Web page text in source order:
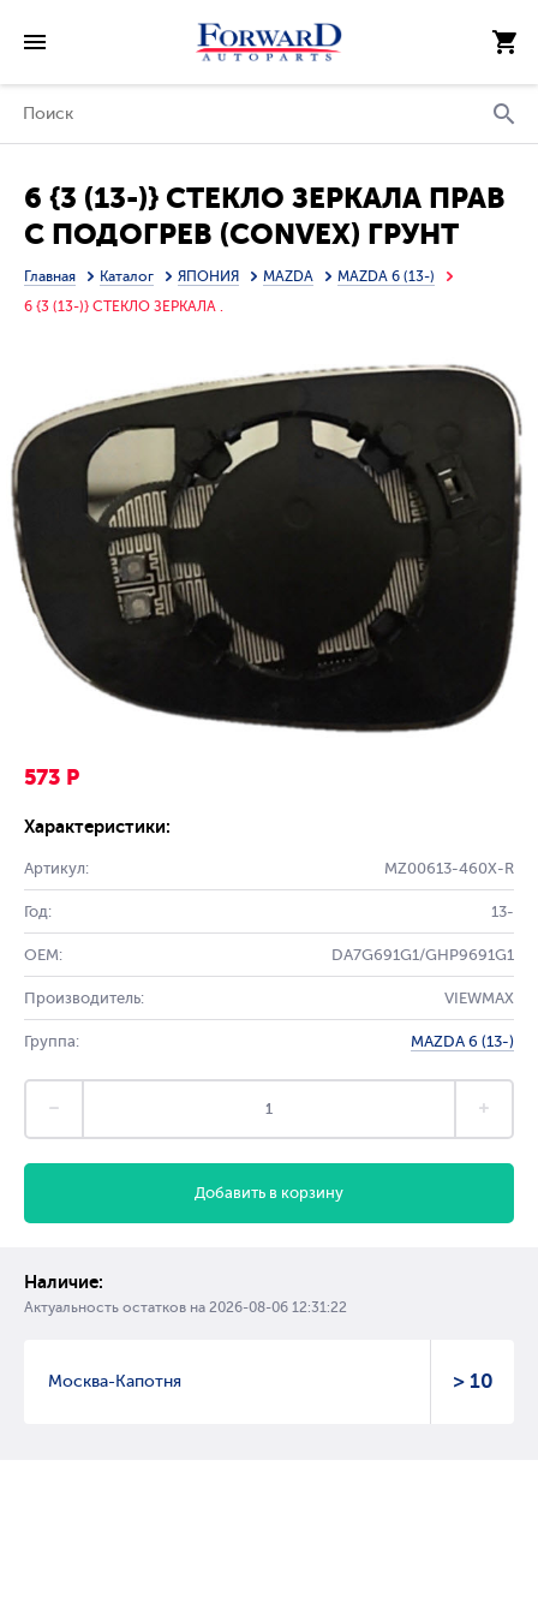
6 {3 (13-)} СТЕКЛО ЗЕРКАЛА ПРАВ
С ПОДОГРЕВ (CONVEX) ГРУНТ
(ТАЙВАНЬ)
Главная Каталог ЯПОНИЯ MAZDA
MAZDA 6 (13-)
6 {3 (13-)} СТЕКЛО ЗЕРКАЛА .
573 Р
Характеристики:
Артикул: MZ00613-460X-R
Год: 13-
OEM: DA7G691G1/GHP9691G1
Производитель: VIEWMAX
Группа: MAZDA 6 (13-)
Добавить в корзину
Наличие:
Актуальность остатков на 2026-08-06 12:31:22
Москва-Капотня > 10